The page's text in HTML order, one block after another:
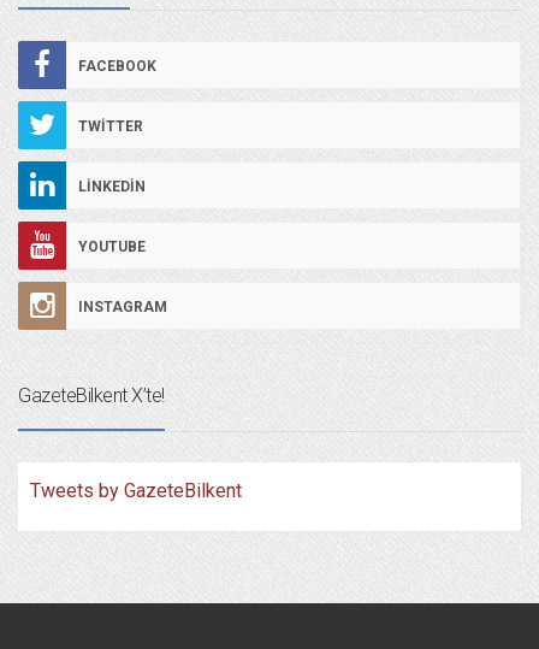
FACEBOOK
TWITTER
LINKEDIN
YOUTUBE
INSTAGRAM
GazeteBilkent X’te!
Tweets by GazeteBilkent